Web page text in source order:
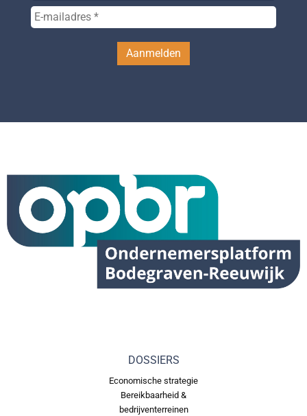
DOSSIERS
Economische strategie
Bereikbaarheid &
bedrijventerreinen